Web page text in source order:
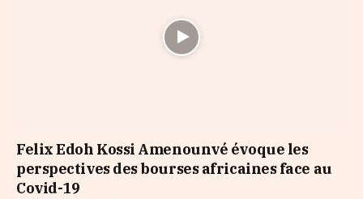
Felix Edoh Kossi Amenounvé évoque les
perspectives des bourses africaines face au
Covid-19